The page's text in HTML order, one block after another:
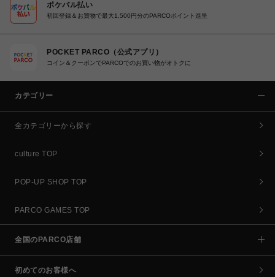
ポケパル払い
初回登録＆お買物で最大1,500円分のPARCOポイント進呈
POCKET PARCO（公式アプリ）
コイン＆クーポンでPARCOでのお買い物がオトクに
カテゴリー
全カテゴリーから探す
culture TOP
POP-UP SHOP TOP
PARCO GAMES TOP
全国のPARCO店舗
初めてのお客様へ